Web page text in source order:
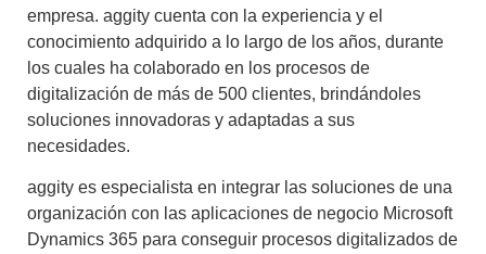
empresa. aggity cuenta con la experiencia y el
conocimiento adquirido a lo largo de los años, durante
los cuales ha colaborado en los procesos de
digitalización de más de 500 clientes, brindándoles
soluciones innovadoras y adaptadas a sus
necesidades.
aggity es especialista en integrar las soluciones de una
organización con las aplicaciones de negocio Microsoft
Dynamics 365 para conseguir procesos digitalizados de